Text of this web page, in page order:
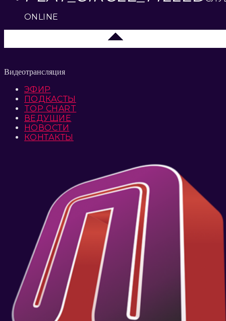
ONLINE
Видеотрансляция
ЭФИР
ПОДКАСТЫ
TOP CHART
ВЕДУЩИЕ
НОВОСТИ
КОНТАКТЫ